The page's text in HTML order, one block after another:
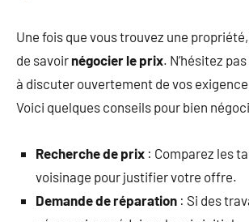
Une fois que vous trouvez une
de savoirnégocier le prix. N’hésitez
à discuter ouvertement de vos
Voici quelques conseils pour bien
Recherche de prix : Comparez les
voisinage pour justifier votre offre.
Demande de réparation : Si des